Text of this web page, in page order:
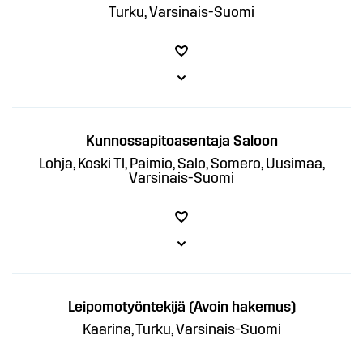
Turku, Varsinais-Suomi
Kunnossapitoasentaja Saloon
Lohja, Koski Tl, Paimio, Salo, Somero, Uusimaa,
Varsinais-Suomi
Leipomotyöntekijä (Avoin hakemus)
Kaarina, Turku, Varsinais-Suomi